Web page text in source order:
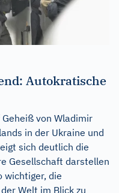
Autokratische
von Wladimir
in der Ukraine und
sich deutlich die
Gesellschaft darstellen
wichtiger, die
Welt im Blick zu